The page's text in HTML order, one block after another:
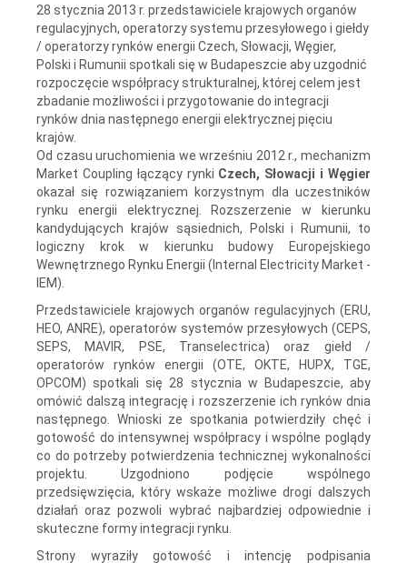
28 stycznia 2013 r. przedstawiciele krajowych organów
regulacyjnych, operatorzy systemu przesyłowego i giełdy
/ operatorzy rynków energii Czech, Słowacji, Węgier,
Polski i Rumunii spotkali się w Budapeszcie aby uzgodnić
rozpoczęcie współpracy strukturalnej, której celem jest
zbadanie możliwości i przygotowanie do integracji
rynków dnia następnego energii elektrycznej pięciu
krajów.
Od czasu uruchomienia we wrześniu 2012 r., mechanizm
Market Coupling łączący rynki Czech, Słowacji i Węgier
okazał się rozwiązaniem korzystnym dla uczestników
rynku energii elektrycznej. Rozszerzenie w kierunku
kandydujących krajów sąsiednich, Polski i Rumunii, to
logiczny krok w kierunku budowy Europejskiego
Wewnętrznego Rynku Energii (Internal Electricity Market -
IEM).
Przedstawiciele krajowych organów regulacyjnych (ERU,
HEO, ANRE), operatorów systemów przesyłowych (CEPS,
SEPS, MAVIR, PSE, Transelectrica) oraz giełd /
operatorów rynków energii (OTE, OKTE, HUPX, TGE,
OPCOM) spotkali się 28 stycznia w Budapeszcie, aby
omówić dalszą integrację i rozszerzenie ich rynków dnia
następnego. Wnioski ze spotkania potwierdziły chęć i
gotowość do intensywnej współpracy i wspólne poglądy
co do potrzeby potwierdzenia technicznej wykonalności
projektu. Uzgodniono podjęcie wspólnego
przedsięwzięcia, który wskaże możliwe drogi dalszych
działań oraz pozwoli wybrać najbardziej odpowiednie i
skuteczne formy integracji rynku.
Strony wyraziły gotowość i intencję podpisania